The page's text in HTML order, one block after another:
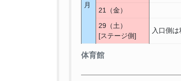
体育館
月
21（金）
29（土）
[ステージ側]
入口側